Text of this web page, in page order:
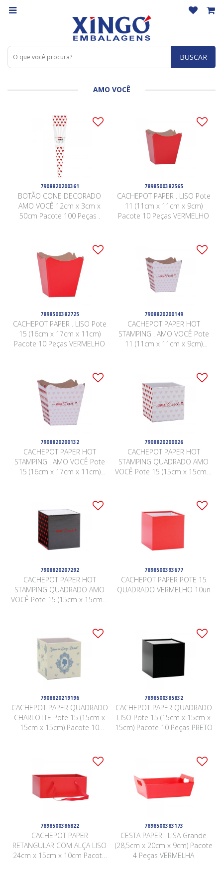
BUSCAR
AMO VOCÊ
7908820200361
BOTÃO CONE DECORADO
AMO VOCÊ 12cm x 3cm x
50cm Pacote 100 Peças .
7898500382565
CACHEPOT PAPER . LISO Pote
11 (11cm x 11cm x 9cm)
Pacote 10 Peças VERMELHO
7898500382725
CACHEPOT PAPER . LISO Pote
15 (16cm x 17cm x 11cm)
Pacote 10 Peças VERMELHO
7908820200149
CACHEPOT PAPER HOT
STAMPING . AMO VOCÊ Pote
11 (11cm x 11cm x 9cm)
7908820200132
CACHEPOT PAPER HOT
STAMPING . AMO VOCÊ Pote
15 (16cm x 17cm x 11cm)
7908820200026
CACHEPOT PAPER HOT
STAMPING QUADRADO AMO
VOCÊ Pote 15 (15cm x 15cm x
7908820207292
CACHEPOT PAPER HOT
STAMPING QUADRADO AMO
VOCÊ Pote 15 (15cm x 15cm x
7898500393677
CACHEPOT PAPER POTE 15
QUADRADO VERMELHO 10un
7908820219196
CACHEPOT PAPER QUADRADO
CHARLOTTE Pote 15 (15cm x
15cm x 15cm) Pacote 10
7898500385832
CACHEPOT PAPER QUADRADO
LISO Pote 15 (15cm x 15cm x
15cm) Pacote 10 Peças PRETO
7898500386822
CACHEPOT PAPER
RETANGULAR COM ALÇA LISO
24cm x 15cm x 10cm Pacote
7898500383173
CESTA PAPER . LISA Grande
(28,5cm x 20cm x 9cm) Pacote
4 Peças VERMELHA